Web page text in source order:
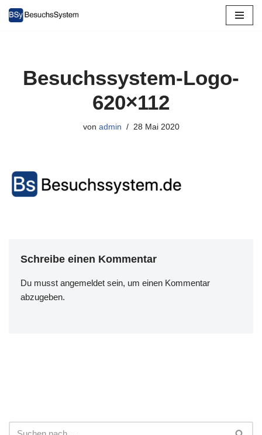
Besuchssystem-Logo-
620×112
von admin 28 Mai 2020
Schreibe einen Kommentar
Du musst angemeldet sein, um einen Kommentar
abzugeben.